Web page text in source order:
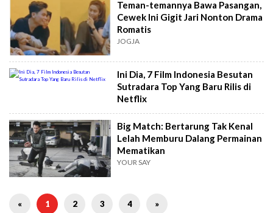
Teman-temannya Bawa Pasangan,
Cewek Ini Gigit Jari Nonton Drama
Romatis
JOGJA
Ini Dia, 7 Film Indonesia Besutan
Sutradara Top Yang Baru Rilis di
Netflix
Big Match: Bertarung Tak Kenal
Lelah Memburu Dalang Permainan
Mematikan
YOUR SAY
« 1 2 3 4 »